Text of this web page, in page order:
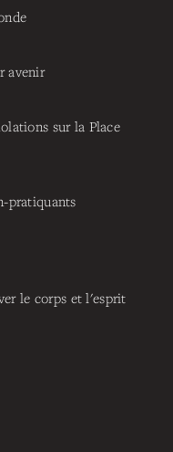
avenir
sur la Place
pratiquants
le corps et l'esprit